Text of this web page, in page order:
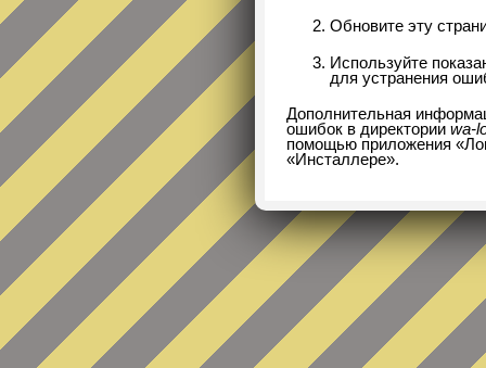
Обновите эту
Используйте
для устранения
Дополнительная
ошибок в директорииwa-
помощью приложения
«Инсталлере».